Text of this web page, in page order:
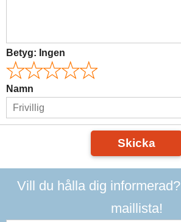
Betyg: Ingen
Namn
Skicka
Vill du hålla dig
maillista!